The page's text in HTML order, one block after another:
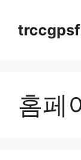
contenttrccgpsf
홈페